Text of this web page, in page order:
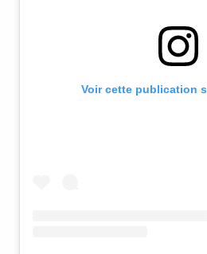
Voir cette publication